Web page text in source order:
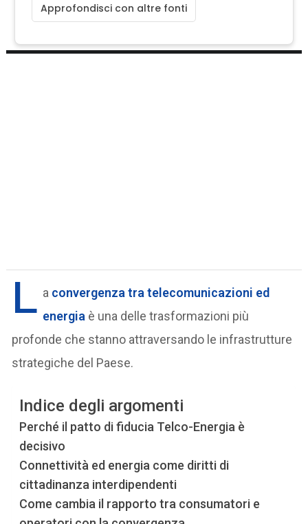
Approfondisci con altre fonti
L a convergenza tratelecomunicazioni ed
energia è una delle trasformazioni più
profonde che stanno attraversando le infrastrutture
strategiche del Paese.
Indice degli argomenti
Perché il patto di fiducia Telco-Energia è
decisivo
Connettività ed energia come diritti di
cittadinanza interdipendenti
Come cambia il rapporto tra consumatori e